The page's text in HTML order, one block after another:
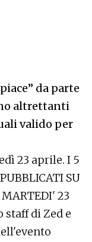
da parte
altrettanti
valido per
23 aprile. I 5
SU
MARTEDI' 23
staff di Zed e